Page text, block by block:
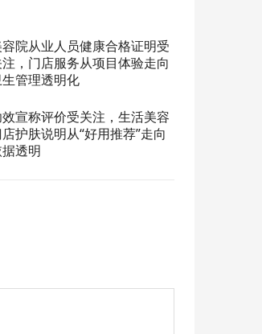
容院从业人员健康合格证明受
，门店服务从项目体验走向
管理透明化
宣称评价受关注，生活美容
护肤说明从“好用推荐”走向
透明